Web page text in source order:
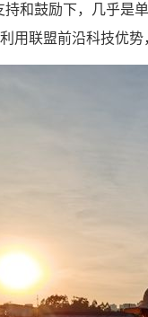
和鼓励下，几乎
联盟前沿科技优